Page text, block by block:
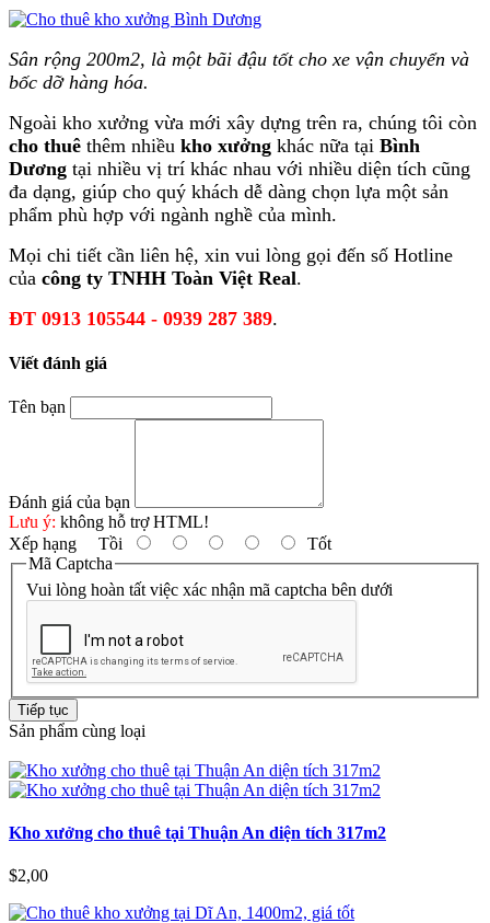
Sân rộng 200m2, là một bãi đậu tốt cho xe vận chuyển và
bốc dỡ hàng hóa.
Ngoài kho xưởng vừa mới xây dựng trên ra, chúng tôi còn
cho thuê thêm nhiều kho xưởng khác nữa tại Bình
Dương tại nhiều vị trí khác nhau với nhiều diện tích cũng
đa dạng, giúp cho quý khách dễ dàng chọn lựa một sản
phẩm phù hợp với ngành nghề của mình.
Mọi chi tiết cần liên hệ, xin vui lòng gọi đến số Hotline
của công ty TNHH Toàn Việt Real.
ĐT 0913 105544 - 0939 287 389.
Viết đánh giá
Tên bạn
Đánh giá của bạn
Lưu ý: không hỗ trợ HTML!
Xếp hạng Tồi
Tốt
Mã Captcha
Vui lòng hoàn tất việc xác nhận mã captcha bên dưới
Tiếp tục
Sản phẩm cùng loại
Kho xưởng cho thuê tại Thuận An diện tích 317m2
$2,00